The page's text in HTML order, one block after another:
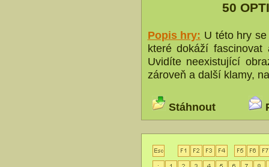
50
Popis hry: U této hry
které dokáží
Uvidíte neexistující
zároveň a další klamy,
Stáhnout